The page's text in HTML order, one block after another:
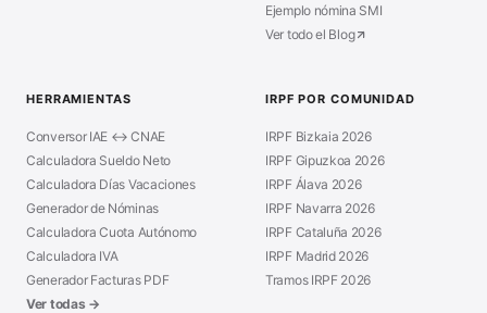
Ejemplo nómina SMI
Ver todo el Blog
HERRAMIENTAS
Conversor IAE ↔ CNAE
Calculadora Sueldo Neto
Calculadora Días Vacaciones
Generador de Nóminas
Calculadora Cuota Autónomo
Calculadora IVA
Generador Facturas PDF
Ver todas →
IRPF POR COMUNIDAD
IRPF Bizkaia 2026
IRPF Gipuzkoa 2026
IRPF Álava 2026
IRPF Navarra 2026
IRPF Cataluña 2026
IRPF Madrid 2026
Tramos IRPF 2026